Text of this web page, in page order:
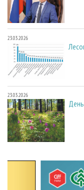
23.03.2026
23.03.2026